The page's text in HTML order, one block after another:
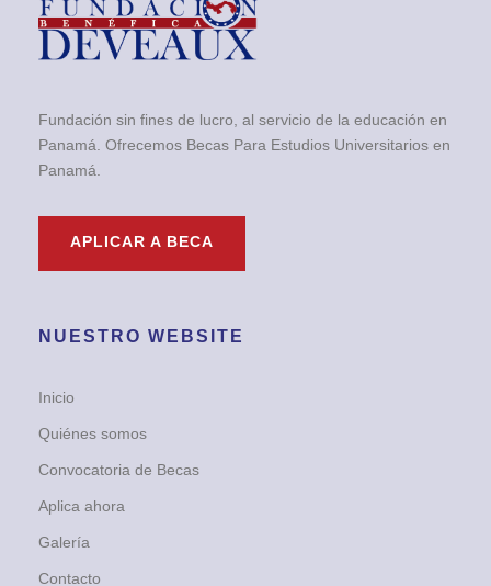
Fundación sin fines de lucro, al servicio de la educación en
Panamá. Ofrecemos Becas Para Estudios Universitarios en
Panamá.
APLICAR A BECA
NUESTRO WEBSITE
Inicio
Quiénes somos
Convocatoria de Becas
Aplica ahora
Galería
Contacto